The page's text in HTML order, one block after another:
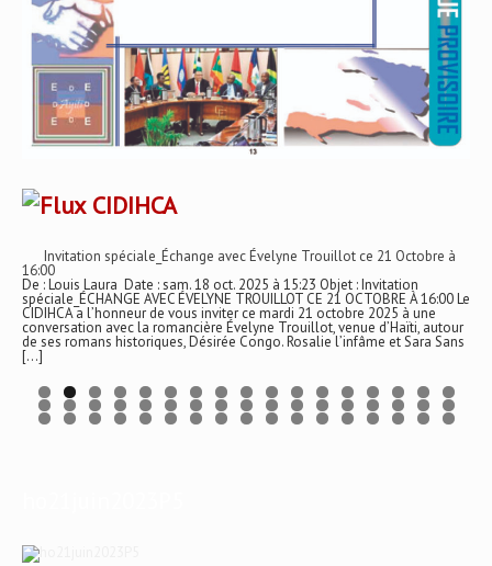
CIDIHCA
Invitation spéciale_Échange avec Évelyne Trouillot ce 21 Octobre à
16:00
De : Louis Laura Date : sam. 18 oct. 2025 à 15:23 Objet : Invitation
spéciale_ÉCHANGE AVEC ÉVELYNE TROUILLOT CE 21 OCTOBRE À 16:00 Le
CIDIHCA a l’honneur de vous inviter ce mardi 21 octobre 2025 à une
conversation avec la romancière Évelyne Trouillot, venue d’Haïti, autour
de ses romans historiques, Désirée Congo. Rosalie l’infâme et Sara Sans
[…]